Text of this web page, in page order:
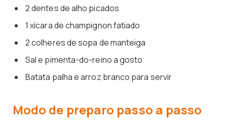
2 dentes de alho picados
1 xícara de champignon fatiado
2 colheres de sopa de manteiga
Sal e pimenta-do-reino a gosto
Batata palha e arroz branco para servir
Modo de preparo passo a passo